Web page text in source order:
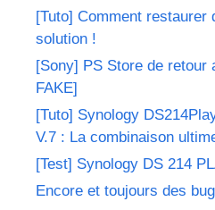
[Tuto] Comment restaurer
solution !
[Sony] PS Store de retour
FAKE]
[Tuto] Synology
V.7 : La combinaison
[Test] Synology DS 214
Encore et toujours des